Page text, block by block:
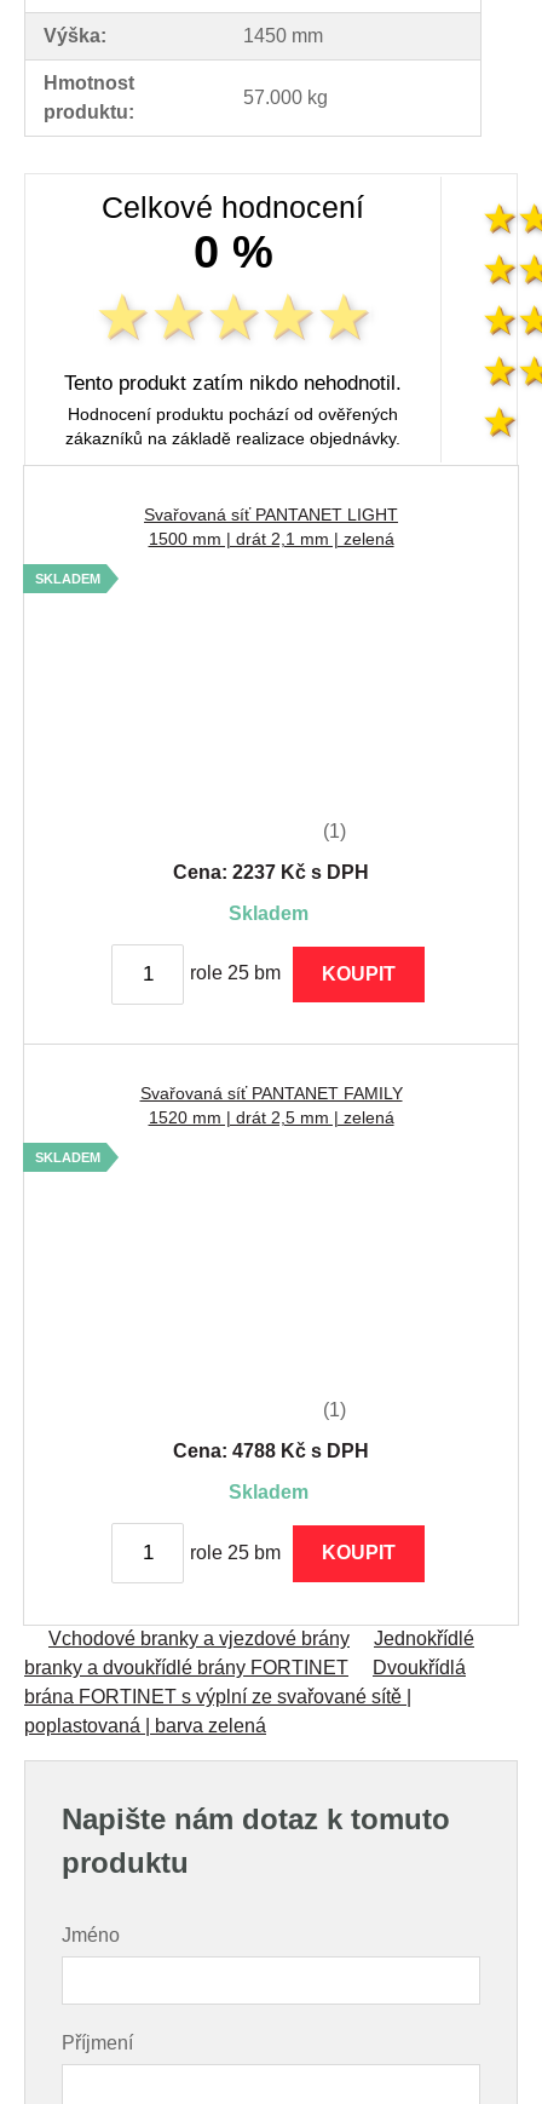
Výška: 1450 mm
Hmotnost
produktu:
57.000 kg
Celkové hodnocení
0 %
Tento produkt zatím nikdo nehodnotil.
Hodnocení produktu pochází od ověřených
zákazníků na základě realizace objednávky.
Svařovaná síť PANTANET LIGHT
1500 mm | drát 2,1 mm | zelená
SKLADEM
(1)
Cena: 2237 Kč s DPH
skladem
role 25 bm KOUPIT
Svařovaná síť PANTANET FAMILY
1520 mm | drát 2,5 mm | zelená
SKLADEM
(1)
Cena: 4788 Kč s DPH
skladem
role 25 bm KOUPIT
Vchodové branky a vjezdové brány
Jednokřídlé
branky a dvoukřídlé brány FORTINET
Dvoukřídlá
brána FORTINET s výplní ze svařované sítě |
poplastovaná | barva zelená
Napište nám dotaz k tomuto
produktu
Jméno
Příjmení